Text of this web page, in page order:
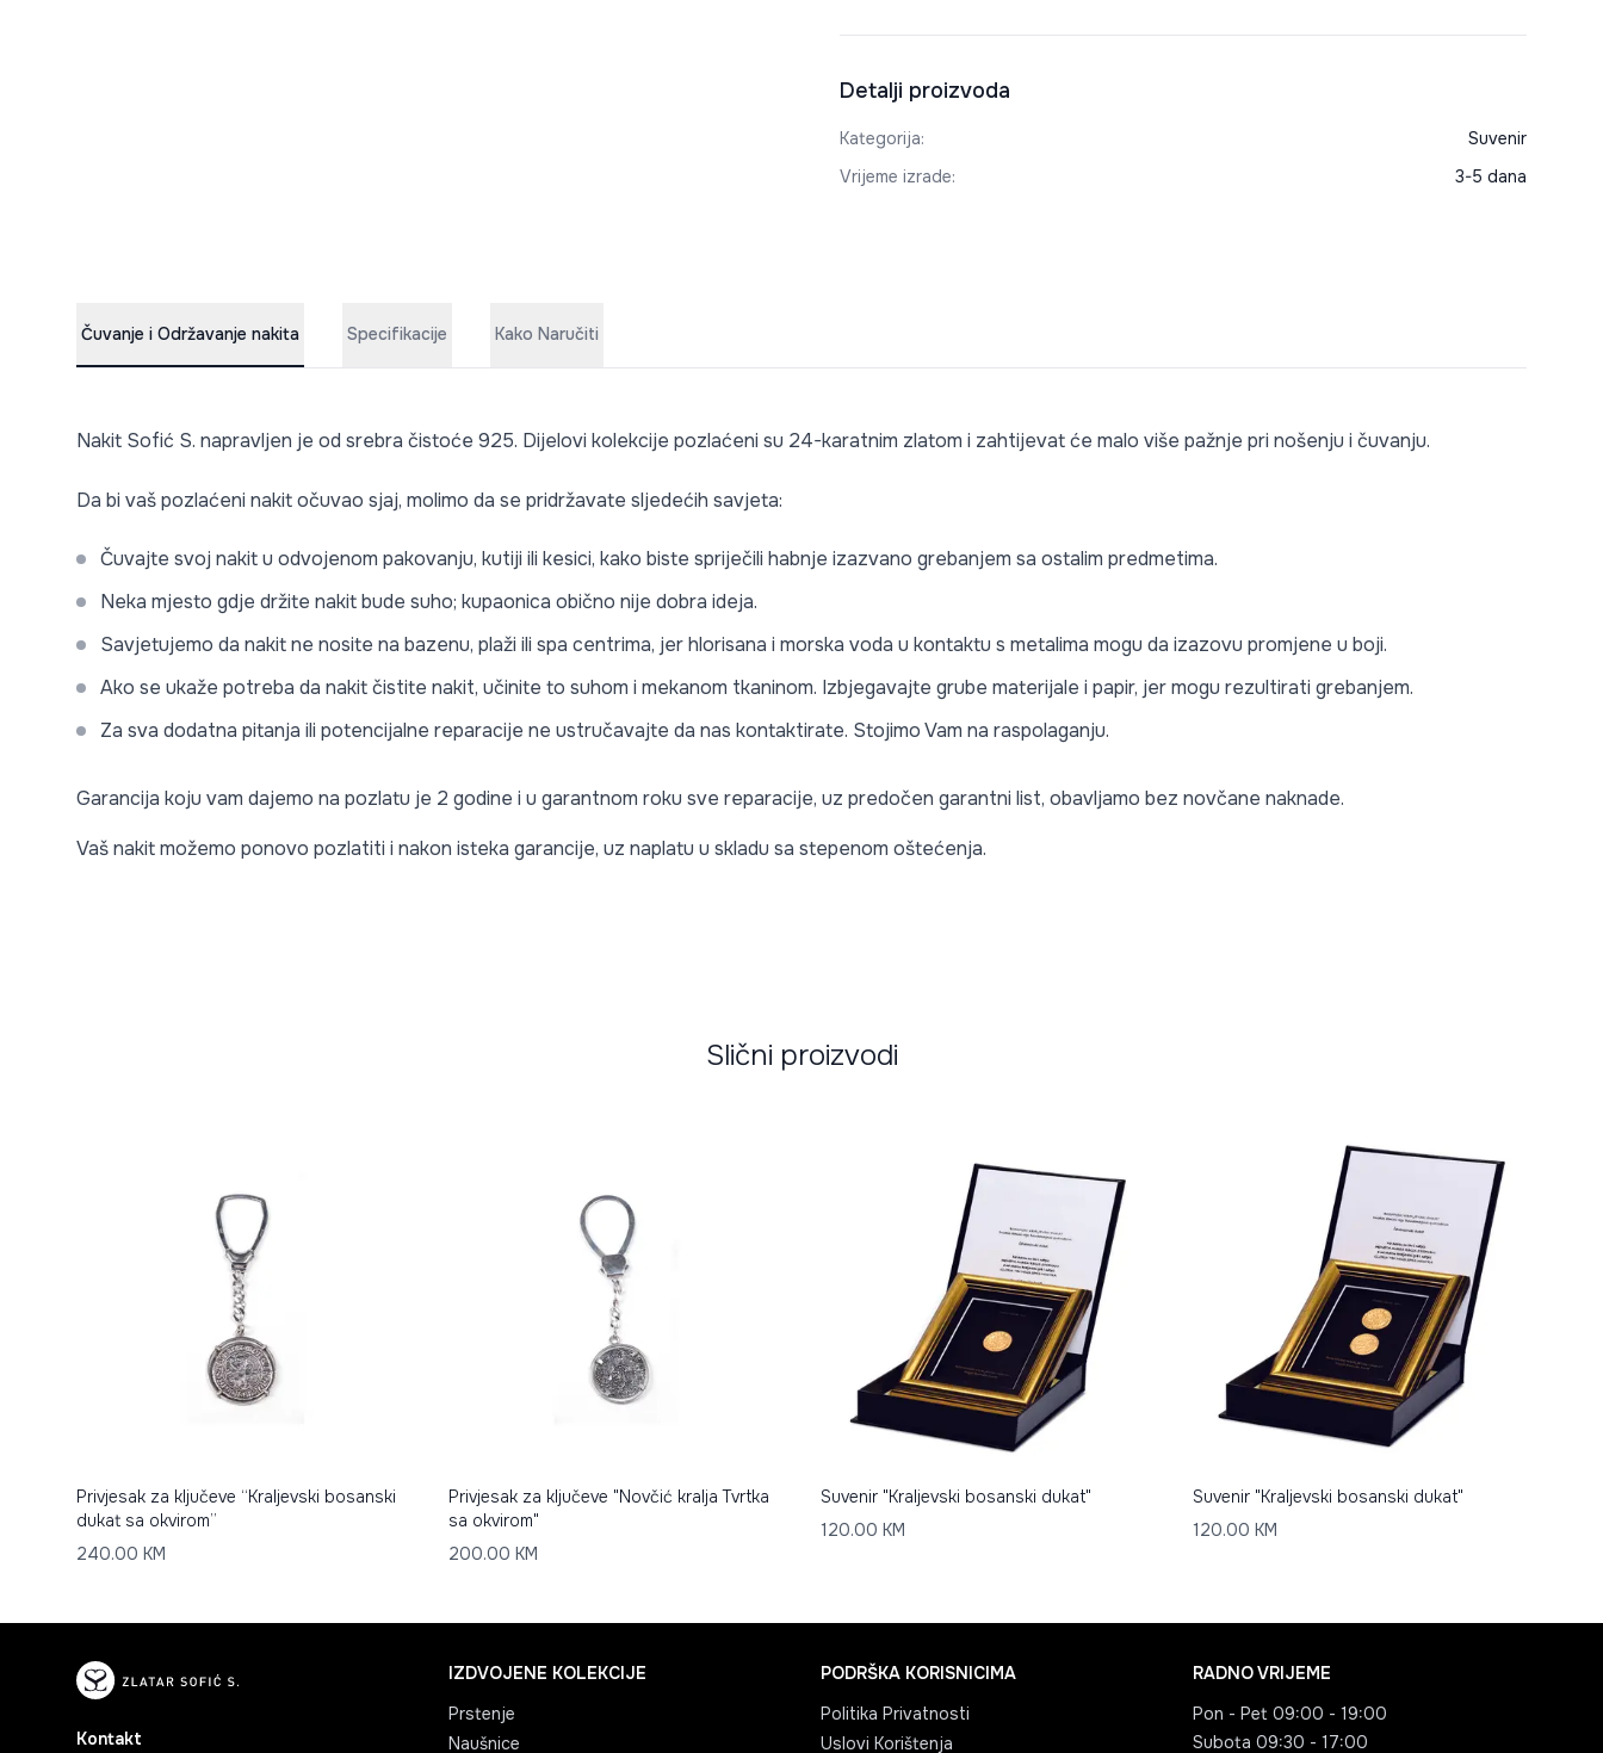
Detalji proizvoda
Kategorija:
Suvenir
Vrijeme izrade: 3-5 dana
Čuvanje i Održavanje nakita Specifikacije Kako Naručiti
Nakit Sofić S. napravljen je od srebra čistoće 925. Dijelovi kolekcije pozlaćeni su 24-karatnim zlatom i zahtijevat će malo više pažnje pri nošenju i čuvanju.
Da bi vaš pozlaćeni nakit očuvao sjaj, molimo da se pridržavate sljedećih savjeta:
Čuvajte svoj nakit u odvojenom pakovanju, kutiji ili kesici, kako biste spriječili habnje izazvano grebanjem sa ostalim predmetima.
Neka mjesto gdje držite nakit bude suho; kupaonica obično nije dobra ideja.
Savjetujemo da nakit ne nosite na bazenu, plaži ili spa centrima, jer hlorisana i morska voda u kontaktu s metalima mogu da izazovu promjene u boji.
Ako se ukaže potreba da nakit čistite nakit, učinite to suhom i mekanom tkaninom. Izbjegavajte grube materijale i papir, jer mogu rezultirati grebanjem.
Za sva dodatna pitanja ili potencijalne reparacije ne ustručavajte da nas kontaktirate. Stojimo Vam na raspolaganju.
Garancija koju vam dajemo na pozlatu je 2 godine i u garantnom roku sve reparacije, uz predočen garantni list, obavljamo bez novčane naknade.
Vaš nakit možemo ponovo pozlatiti i nakon isteka garancije, uz naplatu u skladu sa stepenom oštećenja.
Slični proizvodi
Privjesak za ključeve “Kraljevski bosanski
dukat sa okvirom”
240.00 KM
Privjesak za ključeve "Novčić kralja Tvrtka
sa okvirom"
200.00 KM
Suvenir "Kraljevski bosanski dukat"
120.00 KM
Suvenir "Kraljevski bosanski dukat"
120.00 KM
Kontakt
IZDVOJENE KOLEKCIJE
Prstenje
Naušnice
PODRŠKA KORISNICIMA
Politika Privatnosti
Uslovi Korištenja
RADNO VRIJEME
Pon - Pet 09:00 - 19:00
Subota 09:30 - 17:00